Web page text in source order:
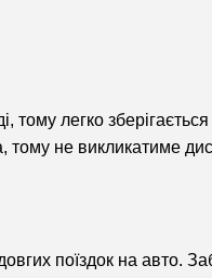
легко
тому не викликатиме
поїздок на